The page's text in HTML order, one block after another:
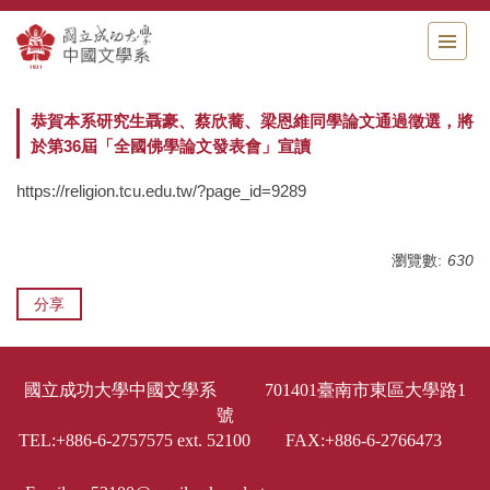
跳
到
主
內
恭賀本系研究生聶豪、蔡欣蕎、梁恩維同學論文通過徵選，將
於第36屆「全國佛學論文發表會」宣讀
https://religion.tcu.edu.tw/?page_id=9289
瀏覽數: 630
分享
國立成功大學中國文學系 701401臺南市東區大學路1
號
TEL:+886-6-2757575 ext. 52100 FAX:+886-6-2766473